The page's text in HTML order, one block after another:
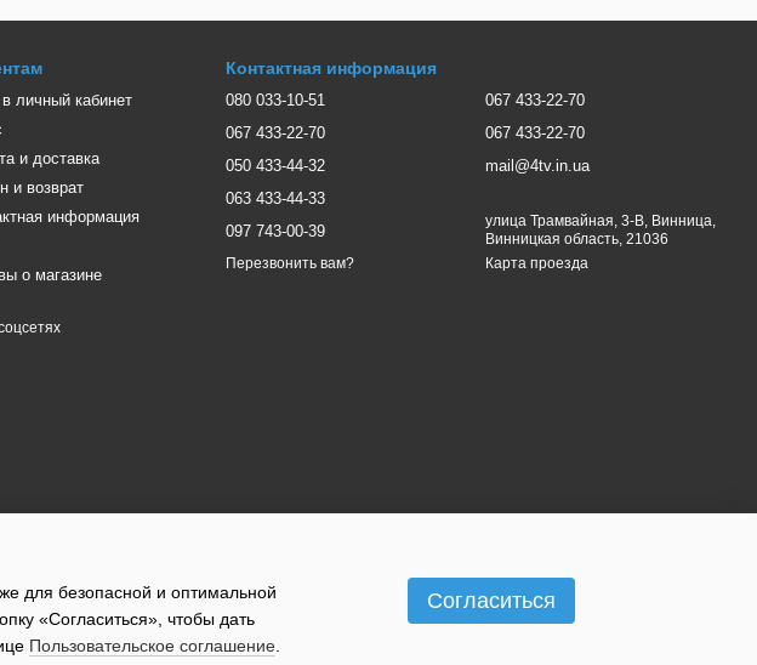
личный кабинет
и доставка
и возврат
информация
о магазине
Контактная информация
080 033-10-51
067 433-22-70
050 433-44-32
063 433-44-33
097 743-00-39
Перезвонить вам?
067 433-22-70
067 433-22-70
mail@4tv.in.ua
улица Трамвайная, 3-В, Винница,
Винницкая область, 21036
Карта проезда
для безопасной и оптимальной
«Согласиться», чтобы дать
Пользовательское соглашение
Согласиться